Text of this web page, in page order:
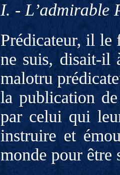
I. - L’admirable
Prédicateur, il le
ne suis, disait-il
malotru
la publication
par celui qui
instruire et
monde pour être